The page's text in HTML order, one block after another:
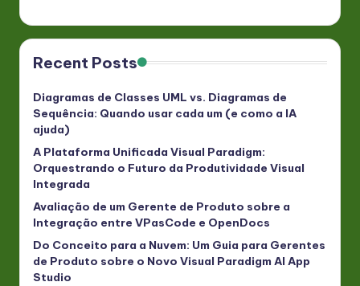
Recent Posts
Diagramas de Classes UML vs. Diagramas de
Sequência: Quando usar cada um (e como a IA
ajuda)
A Plataforma Unificada Visual Paradigm:
Orquestrando o Futuro da Produtividade Visual
Integrada
Avaliação de um Gerente de Produto sobre a
Integração entre VPasCode e OpenDocs
Do Conceito para a Nuvem: Um Guia para Gerentes
de Produto sobre o Novo Visual Paradigm AI App
Studio